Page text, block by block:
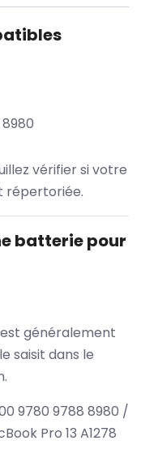
vérifier si votre
répertoriée.
batterie pour
généralement
saisit dans le
9780 9788 8980 /
Pro 13 A1278